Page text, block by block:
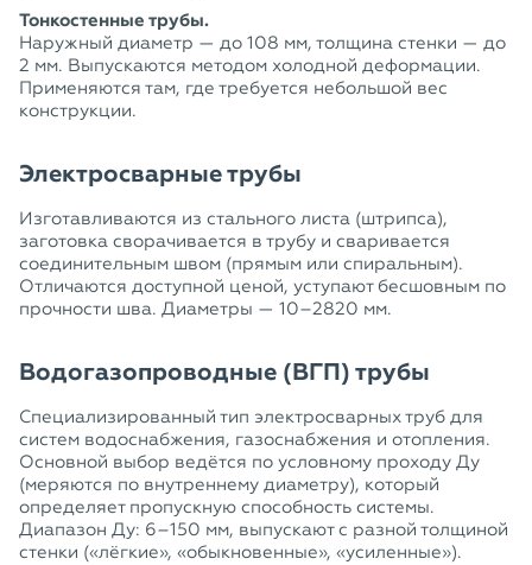
Тонкостенные трубы.
Наружный диаметр — до 108 мм, толщина стенки — до
2 мм. Выпускаются методом холодной деформации.
Применяются там, где требуется небольшой вес
конструкции.
Электросварные трубы
Изготавливаются из стального листа (штрипса),
заготовка сворачивается в трубу и сваривается
соединительным швом (прямым или спиральным).
Отличаются доступной ценой, уступают бесшовным по
прочности шва. Диаметры — 10–2820 мм.
Водогазопроводные (ВГП) трубы
Специализированный тип электросварных труб для
систем водоснабжения, газоснабжения и отопления.
Основной выбор ведётся по условному проходу Ду
(меряются по внутреннему диаметру), который
определяет пропускную способность системы.
Диапазон Ду: 6–150 мм, выпускают с разной толщиной
стенки («лёгкие», «обыкновенные», «усиленные»).